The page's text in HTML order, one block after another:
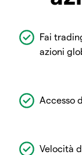
Fai
azioni
Accesso
Velocità